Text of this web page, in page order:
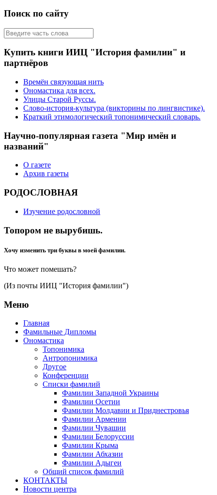
Поиск по сайту
Купить книги ИИЦ "История фамилии" и
партнёров
Времён связующая нить
Ономастика для всех.
Улицы Старой Руссы.
Слово-история-культура (викторины по лингвистике).
Краткий этимологический топонимический словарь.
Научно-популярная газета "Мир имён и
названий"
О газете
Архив газеты
РОДОСЛОВНАЯ
Изучение родословной
Топором не вырубишь.
Хочу изменить три буквы в моей фамилии.
Что может помешать?
(Из почты ИИЦ "История фамилии")
Меню
Главная
Фамильные Дипломы
Ономастика
Топонимика
Антропонимика
Другое
Конференции
Списки фамилий
Фамилии Западной Украины
Фамилии Осетии
Фамилии Молдавии и Приднестровья
Фамилии Армении
Фамилии Чувашии
Фамилии Белоруссии
Фамилии Крыма
Фамилии Абхазии
Фамилии Адыгеи
Общий список фамилий
КОНТАКТЫ
Новости центра